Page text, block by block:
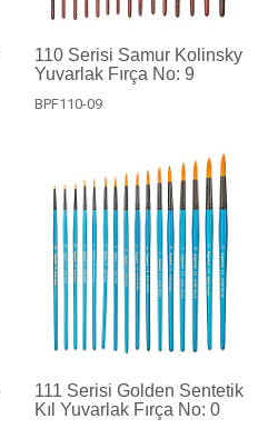
110 Serisi Samur Kolinsky
Yuvarlak Fırça No: 9
BPF110-09
111 Serisi Golden Sentetik
Kıl Yuvarlak Fırça No: 0